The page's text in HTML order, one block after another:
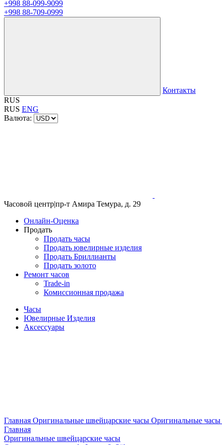
+998 88-099-9099
+998 88-709-0999
Контакты
RUS
RUS ENG
Валюта:
Часовой центр|пр-т Амира Темура, д. 29
Онлайн-Оценка
Продать
Продать часы
Продать ювелирные изделия
Продать Бриллианты
Продать золото
Ремонт часов
Trade-in
Комиссионная продажа
Часы
Ювелирные Изделия
Аксессуары
Главная Оригинальные швейцарские часы Оригинальные
Главная
Оригинальные швейцарские часы